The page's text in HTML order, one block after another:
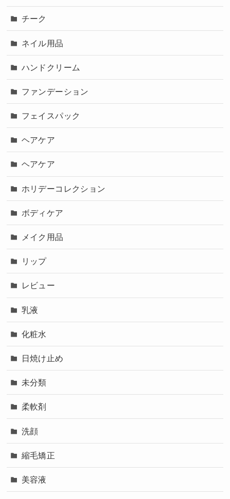
チーク
ネイル用品
ハンドクリーム
ファンデーション
フェイスパック
ヘアケア
ヘアケア
ホリデーコレクション
ボディケア
メイク用品
リップ
レビュー
乳液
化粧水
日焼け止め
未分類
柔軟剤
洗顔
縮毛矯正
美容液